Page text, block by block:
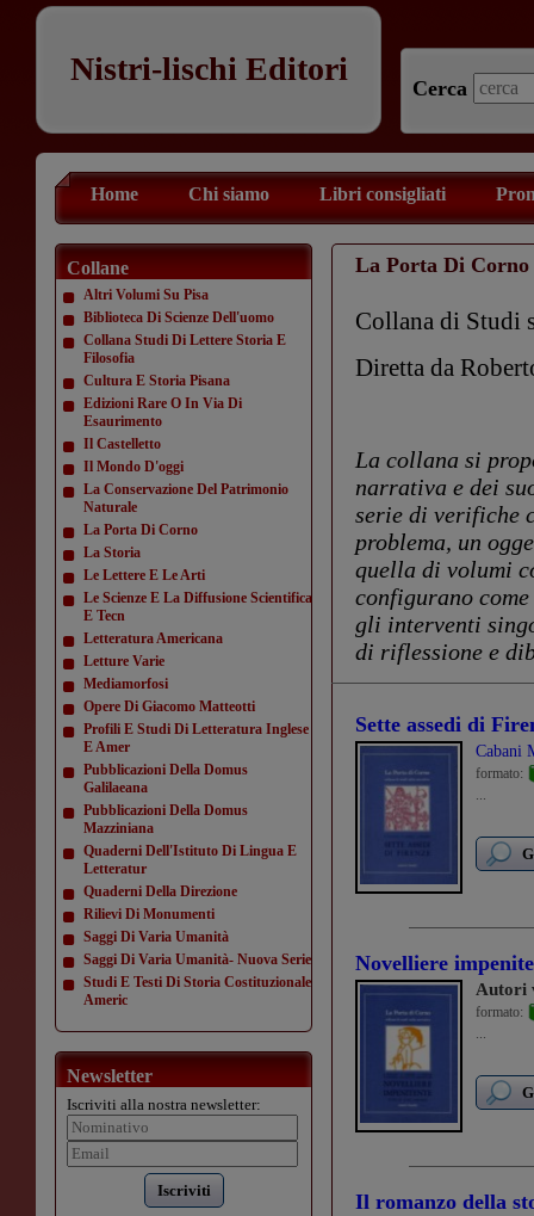
Nistri-lischi Editori
Cerca
Home Chi siamo Libri consigliati
Collane
Altri Volumi Su Pisa
Biblioteca Di Scienze Dell'uomo
Collana Studi Di Lettere Storia E
Filosofia
Cultura E Storia Pisana
Edizioni Rare O In Via Di
Esaurimento
Il Castelletto
Il Mondo D'oggi
La Conservazione Del Patrimonio
Naturale
La Porta Di Corno
La Storia
Le Lettere E Le Arti
Le Scienze E La Diffusione Scientifica
E Tecn
Letteratura Americana
Letture Varie
Mediamorfosi
Opere Di Giacomo Matteotti
Profili E Studi Di Letteratura Inglese
E Amer
Pubblicazioni Della Domus
Galilaeana
Pubblicazioni Della Domus
Mazziniana
Quaderni Dell'Istituto Di Lingua E
Letteratur
Quaderni Della Direzione
Rilievi Di Monumenti
Saggi Di Varia Umanità
Saggi Di Varia Umanità- Nuova Serie
Studi E Testi Di Storia Costituzionale
Americ
Newsletter
Iscriviti alla nostra newsletter:
Iscriviti
La Porta Di Corno
Collana di Studi
Diretta da
La collana si
narrativa e dei
serie di verifiche
problema, un
quella di volumi
configurano
gli interventi
di riflessione e
Sette assedi di
Cabani
formato:
...
Novelliere
Autori
formato:
...
Il romanzo della